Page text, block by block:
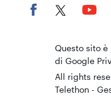
Questo sito è
di Google
All rights
Telethon -